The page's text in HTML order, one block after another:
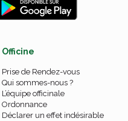
Officine
Prise de Rendez-vous
Qui sommes-nous ?
L’équipe officinale
Ordonnance
Déclarer un effet indésirable